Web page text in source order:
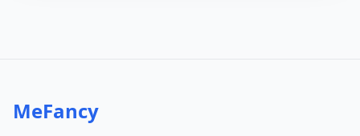
MeFancy